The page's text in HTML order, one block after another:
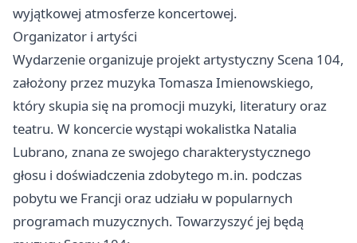
wyjątkowej atmosferze koncertowej.
Organizator i artyści
Wydarzenie organizuje projekt artystyczny Scena 104,
założony przez muzyka Tomasza Imienowskiego,
który skupia się na promocji muzyki, literatury oraz
teatru. W koncercie wystąpi wokalistka Natalia
Lubrano, znana ze swojego charakterystycznego
głosu i doświadczenia zdobytego m.in. podczas
pobytu we Francji oraz udziału w popularnych
programach muzycznych. Towarzyszyć jej będą